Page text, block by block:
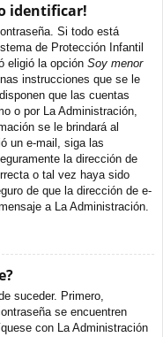
identificar!
Si todo está
de Protección Infantil
eligió la opción Soy menor
instrucciones que se le
que las cuentas
o por La Administración,
se le brindará al
un e-mail, siga las
la dirección de
o tal vez haya sido
de que la dirección de e-
a La Administración.
suceder. Primero,
se encuentren
con La Administración